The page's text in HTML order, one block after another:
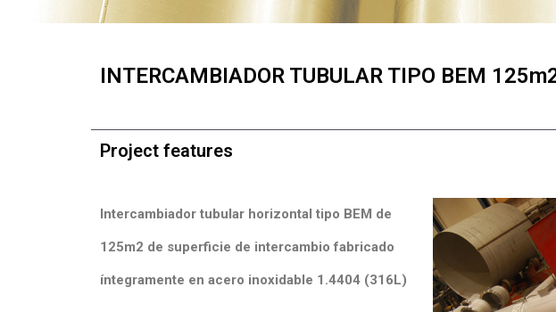
INTERCAMBIADOR TUBULAR TIPO BEM
Project features
Intercambiador tubular horizontal tipo BEM de
125m2 de superficie de intercambio fabricado
íntegramente en acero inoxidable 1.4404 (316L)